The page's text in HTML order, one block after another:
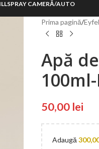
SPRAY CAMERĂ/AUTO
Prima pagină/Eyfel
Apă
50,00 lei
Adaugă